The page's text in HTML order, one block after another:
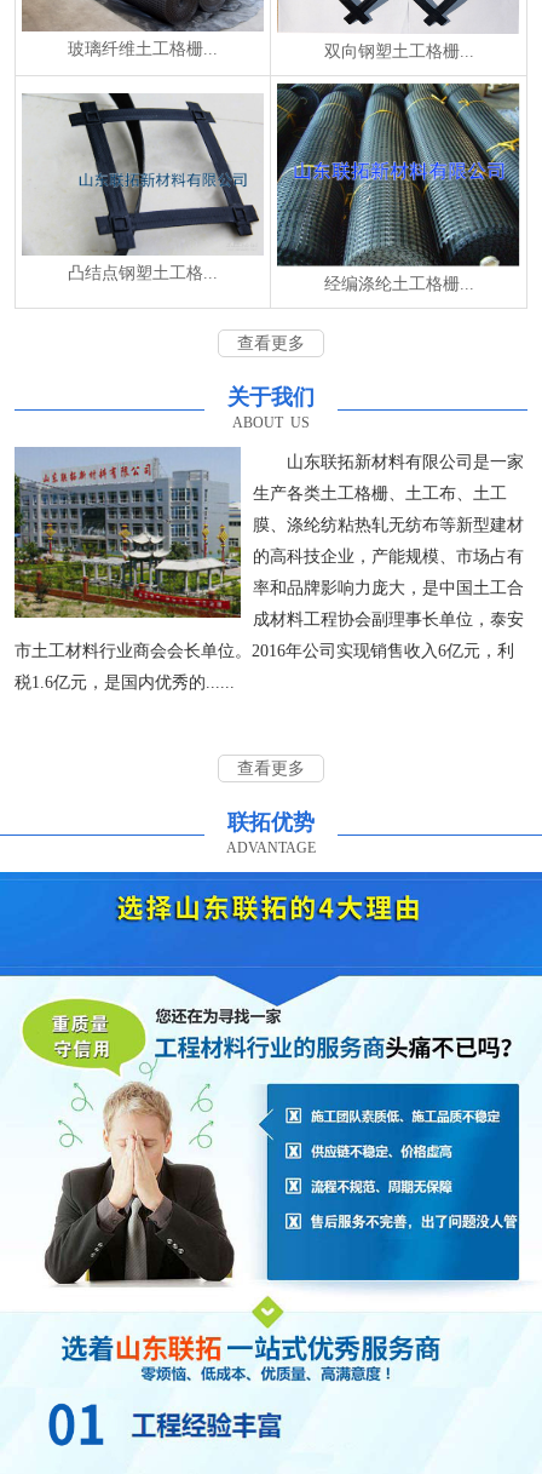
玻璃纤维土工格栅... 双向钢塑土工格栅...
凸结点钢塑土工格...
经编涤纶土工格栅...
查看更多
关于我们
ABOUT US
山东联拓新材料有限公司是一家
生产各类土工格栅、土工布、土工
膜、涤纶纺粘热轧无纺布等新型建材
的高科技企业，产能规模、市场占有
率和品牌影响力庞大，是中国土工合
成材料工程协会副理事长单位，泰安
市土工材料行业商会会长单位。2016年公司实现销售收入6亿元，利
税1.6亿元，是国内优秀的......
查看更多
联拓优势
ADVANTAGE